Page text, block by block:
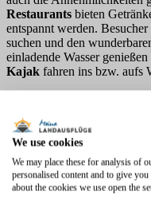
Restaurants bieten
entspannt werden.
suchen und den
einladende Wasser
Kajak fahren ins bzw. aufs
Roatán ist umgeben vom
Belize Barrier Reef
Taucher. Bereits wenige
schillernden Farben
Korallen. Das Riff ist
We use cookies
We may place these for analysis of
personalised content and to give
about the cookies we use open the